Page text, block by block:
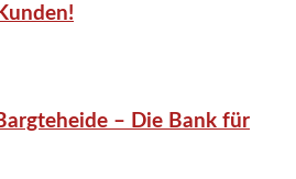
– Die Bank für